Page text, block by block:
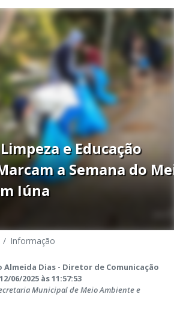
e Educação
a Semana do
Iúna
/ Informação
Almeida Dias - Diretor de Comunicação
06/2025 às 11:57:53
Municipal de Meio Ambiente e